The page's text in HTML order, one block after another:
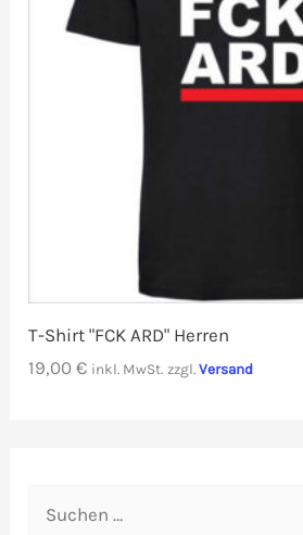
T-Shirt "FCK ARD" Herren
19,00€ inkl. MwSt. zzgl.Versand